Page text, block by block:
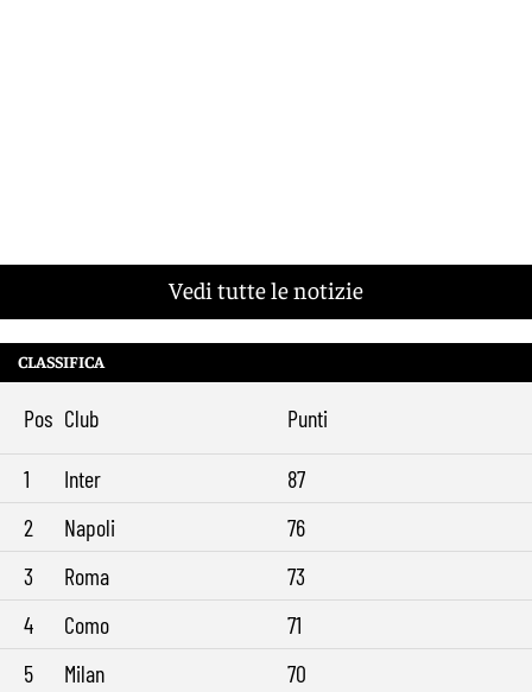
Vedi tutte le notizie
CLASSIFICA
Pos Club Punti
1 Inter
87
2
Napoli
76
3
Roma
73
4
Como
71
5
Milan 70